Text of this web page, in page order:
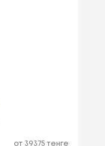
от 39375 тенге